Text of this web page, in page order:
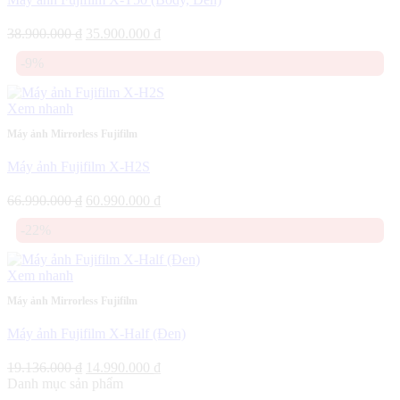
38.900.000₫ Giá
35.900.000 ₫
35.900.000 ₫.
Xem nhanh
Máy ảnh Mirrorless Fujifilm
Máy ảnh Fujifilm X-H2S
66.990.000₫ Giá
60.990.000 ₫
60.990.000 ₫.
Xem nhanh
Máy ảnh Mirrorless Fujifilm
Máy ảnh Fujifilm X-Half (Đen)
19.136.000₫
Giá
gốc
14.990.000 ₫
Danh mục sản phẩm